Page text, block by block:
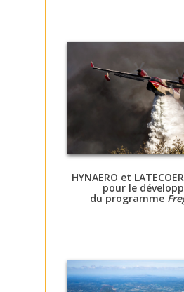
HYNAERO et
pour le
du programme